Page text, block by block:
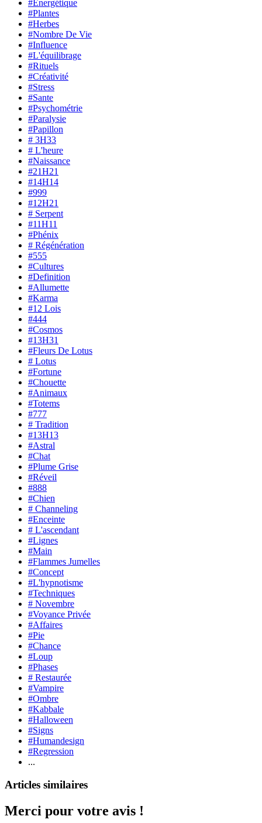
#Énergétique
#Plantes
#Herbes
#Nombre De Vie
#Influence
#L'équilibrage
#Rituels
#Créativité
#Stress
#Sante
#Psychométrie
#Paralysie
#Papillon
# 3H33
# L'heure
#Naissance
#21H21
#14H14
#999
#12H21
# Serpent
#11H11
#Phénix
# Régénération
#555
#Cultures
#Definition
#Allumette
#Karma
#12 Lois
#444
#Cosmos
#13H31
#Fleurs De Lotus
# Lotus
#Fortune
#Chouette
#Animaux
#Totems
#777
# Tradition
#13H13
#Astral
#Chat
#Plume Grise
#Réveil
#888
#Chien
# Channeling
#Enceinte
# L'ascendant
#Lignes
#Main
#Flammes Jumelles
#Concept
#L'hypnotisme
#Techniques
# Novembre
#Voyance Privée
#Affaires
#Pie
#Chance
#Loup
#Phases
# Restaurée
#Vampire
#Ombre
#Kabbale
#Halloween
#Signs
#Humandesign
#Regression
...
Articles similaires
Merci pour votre avis !